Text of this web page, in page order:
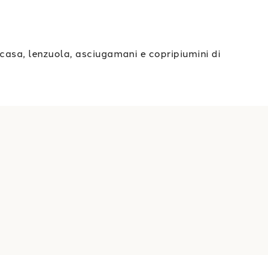
lenzuola, asciugamani e copripiumini di